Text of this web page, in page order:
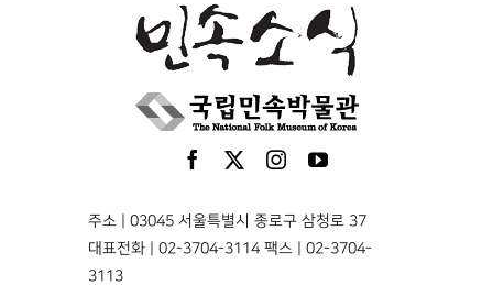
주소 | 03045 서울특별시 종로구 삼청로 37
대표전화 | 02-3704-3114 팩스 | 02-3704-
3113